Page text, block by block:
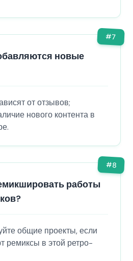
#7
новые
от отзывов;
нового контента в
#8
работы
общие проекты, если
ремиксы в этой ретро-